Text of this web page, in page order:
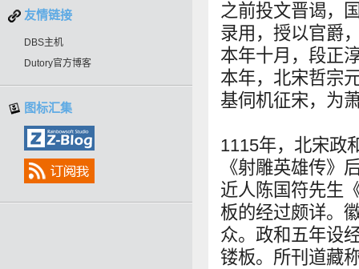
之前投文晋谒，
录用，授以官爵
本年十月，段正
本年，北宋哲宗
基伺机征宋，为
1115年，北宋政
《射雕英雄传》
近人陈国符先生
板的经过颇详。
众。政和五年设
镂板。所刊道藏
友情链接
DBS主机
Dutory官方博客
图标汇集